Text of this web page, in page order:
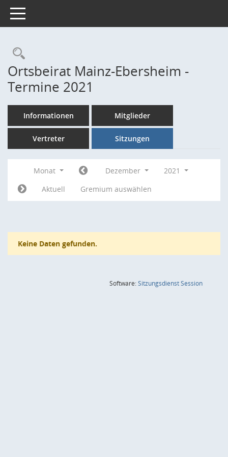
Toggle navigation
Rechercheauswahl
Ortsbeirat Mainz-Ebersheim -
Termine 2021
Informationen Mitglieder
Vertreter Sitzungen
Monat Dezember
2021
Aktuell
Gremium auswählen
Keine Daten gefunden.
Software:SitzungsdienstSession(Wird in